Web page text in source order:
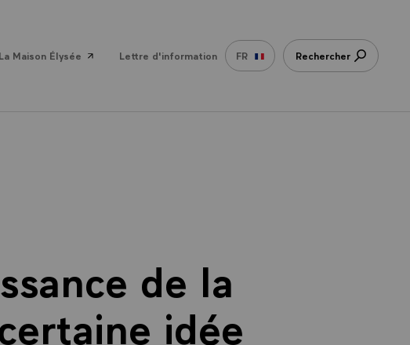
La Maison Élysée Lettre d'information FR Rechercher
de la
idée